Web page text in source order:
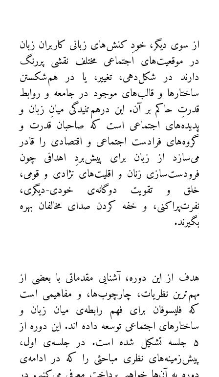
از سوی دیگر، خودِ کنش‌های زبانی کاربران زبان
در موقعیت‌های اجتماعی مختلف نقشی پررنگ
دارند در شکل‌دهی، تغییر، یا در هم‌شکستن
ساختارها و قالب‌های موجود در جامعه و روابط
قدرتِ حاکم بر آن. این درهم‌تنیدگی میانِ زبان و
پدیده‌های اجتماعی است که صاحبان قدرت و
گروه‌های فرادست اجتماعی و اقتصادی را قادر
می‌سازد از زبان برای پیش‌بردِ اهدافی چون
فرودست‌سازی زنان و اقلیت‌های نژادی و قومی،‌
خلق و تقویت دوگانه‌ی خودی-دیگری،
نفرت‌پراکنی، و خفه کردن صدای مخالفان بهره
بگیرند.
هدف از این دوره‌، آشنایی مقدماتی با بعضی از
مهم‌ترین نظریات، چارچوب‌ها، و مفاهیمی است
که فلیسوفان برای فهم رابطه‌ی میان زبان و
ساختارهای اجتماعی توسعه داده اند. این دوره از
۵ جلسه تشکیل شده است. در جلسه‌ی اول،
پیش‌زمینه‌های نظری مباحثی را که در ادامه‌ی